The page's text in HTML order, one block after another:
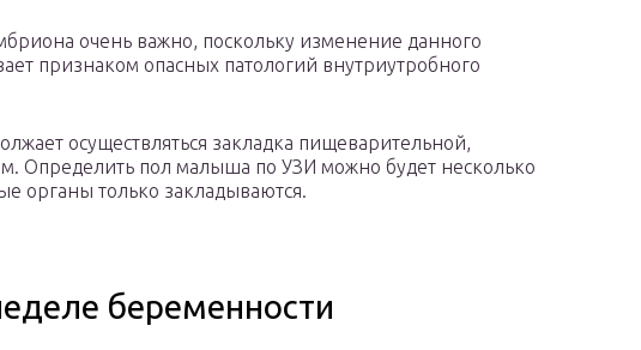
очень важно, поскольку изменение данного
признаком опасных патологий внутриутробного
осуществляться закладка пищеварительной,
Определить пол малыша по УЗИ можно будет несколько
органы только закладываются.
беременности